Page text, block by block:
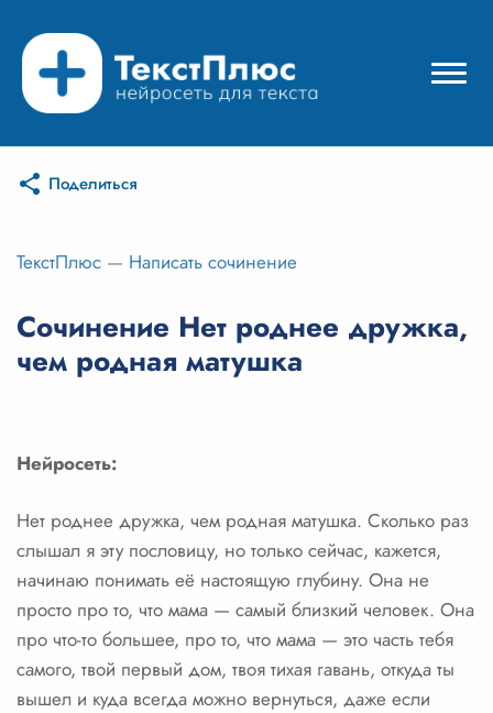
Режимы нейросети
Цены
Вход
Вход с Telegram
Поделиться
ТекстПлюс — Написать сочинение
Сочинение Нет роднее дружка,
чем родная матушка
Нейросеть:
Нет роднее дружка, чем родная матушка. Сколько раз
слышал я эту пословицу, но только сейчас, кажется,
начинаю понимать её настоящую глубину. Она не
просто про то, что мама — самый близкий человек. Она
про что-то большее, про то, что мама — это часть тебя
самого, твой первый дом, твоя тихая гавань, откуда ты
вышел и куда всегда можно вернуться, даже если